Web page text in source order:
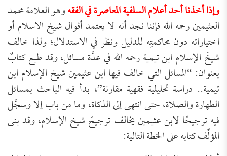
وإذا أخذنا أحد أعلام السلفية المعاصرة في الفقهوهو العلامة محمد
العثيمين رحمه الله فإننا نجد أنه لا يعتمد أقوال شيخ الاسلام أو
اختياراته دون محاكمتِه للدليل ونظر في الاستدلال؛ ولذا خالف
شيخَ الإسلام ابن تيمية رحمه الله في عدَّة مسائل، وقد طبع كتابٌ
بعنوان: “المسائل التي خالف فيها ابن عثيمين شيخ الإسلام ابن
تيمية.. دراسة تحليلية فقهية مقارنة”، بدأ فيه الباحث بمسائل
الطهارة والصلاة، حتى انتهى إلى الذكاة، وما من باب إلا وسجَّل
فيه ترجيحًا لابن عثيمين يخالف ترجيحَ شيخ الإسلام، وقد بنى
المؤلِّف كتابه على الخطة التالية: